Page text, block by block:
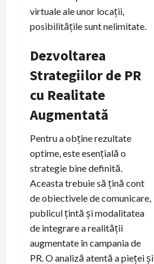
virtuale ale unor locații,
posibilitățile sunt nelimitate.
Dezvoltarea
Strategiilor de PR
cu Realitate
Augmentată
Pentru a obține rezultate
optime, este esențială o
strategie bine definită.
Aceasta trebuie să țină cont
de obiectivele de comunicare,
publicul țintă și modalitatea
de integrare a realității
augmentate în campania de
PR. O analiză atentă a pieței și